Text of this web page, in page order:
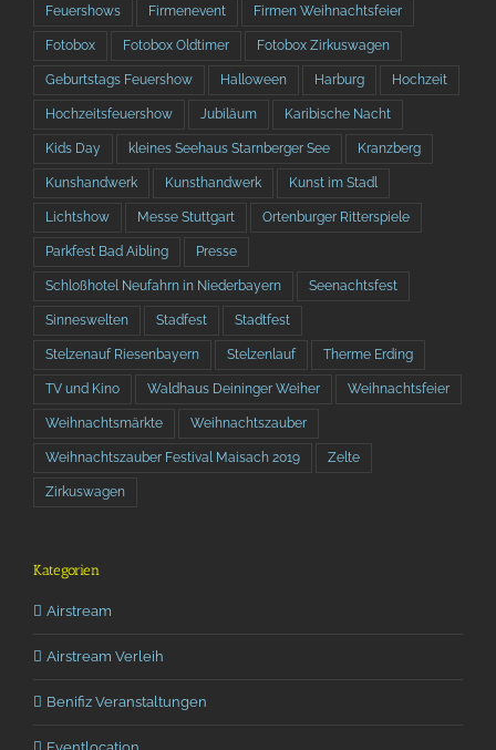
Feuershows Firmenevent Firmen Weihnachtsfeier
Fotobox Fotobox Oldtimer Fotobox Zirkuswagen
Geburtstags Feuershow Halloween Harburg Hochzeit
Hochzeitsfeuershow Jubiläum Karibische Nacht
Kids Day kleines Seehaus Starnberger See Kranzberg
Kunshandwerk Kunsthandwerk Kunst im Stadl
Lichtshow Messe Stuttgart Ortenburger Ritterspiele
Parkfest Bad Aibling Presse
Schloßhotel Neufahrn in Niederbayern Seenachtsfest
Sinneswelten Stadfest Stadtfest
Stelzenauf Riesenbayern Stelzenlauf Therme Erding
TV und Kino Waldhaus Deininger Weiher Weihnachtsfeier
Weihnachtsmärkte Weihnachtszauber
Weihnachtszauber Festival Maisach 2019 Zelte
Zirkuswagen
Kategorien
Airstream
Airstream Verleih
Benifiz Veranstaltungen